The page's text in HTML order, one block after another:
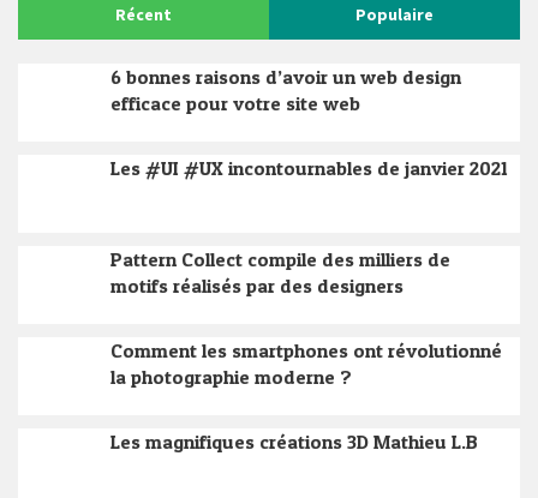
Récent Populaire
6 bonnes raisons d’avoir un web design
efficace pour votre site web
Les #UI #UX incontournables de janvier 2021
Pattern Collect compile des milliers de
motifs réalisés par des designers
Comment les smartphones ont révolutionné
la photographie moderne ?
Les magnifiques créations 3D Mathieu L.B